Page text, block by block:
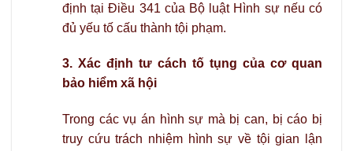
định tại Điều 341 của Bộ luật Hình sự nếu có
đủ yếu tố cấu thành tội phạm.
3. Xác định tư cách tố tụng của cơ quan
bảo hiểm xã hội
Trong các vụ án hình sự mà bị can, bị cáo bị
truy cứu trách nhiệm hình sự về tội gian lận